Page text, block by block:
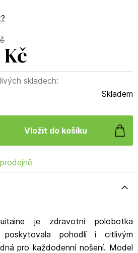
Kč
skladech:
Skladem
je zdravotní polobotka
pohodlí i citlivým
pro každodenní nošení. Model